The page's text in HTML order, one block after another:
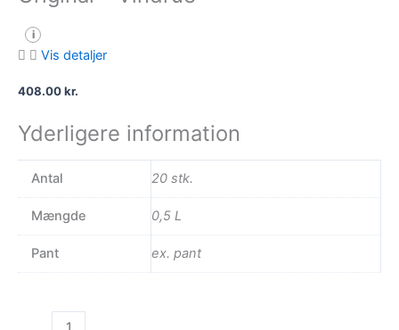
i
Vis detaljer
408.00kr.
Yderligere information
Antal 20 stk.
Mængde 0,5 L
Pant ex. pant